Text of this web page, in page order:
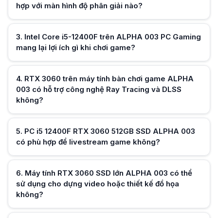
Có. Ngoài chơi game, RTX 3060 còn hỗ trợ tăng tốc nhiều phần mềm
PC gaming H610 RTX 3060 ALPHA 003 có thể nâng cấp lên cấu hình
Có. Tùy theo bo mạch chủ và bộ nguồn đi kèm, người dùng có thể
Có. Cấu hình này đủ khả năng đạt mức FPS cao trong nhiều tựa
PC gaming FPS cao ALPHA 003 khác gì so với các cấu hình chỉ sử
RTX 3060 mang lại hiệu năng đồ họa cao hơn, hỗ trợ Ray Tracing và
PC HACOM GAMING ALPHA 003 có phù hợp để sử dụng lâu dài cho
Có. Sự kết hợp giữa Intel Core i5-12400F, RTX 3060 và SSD dung
Hữu ích (0)
hợp với màn hình độ phân giải nào?
Hữu ích (0)
3. Intel Core i5-12400F trên ALPHA 003 PC Gaming
mang lại lợi ích gì khi chơi game?
4. RTX 3060 trên máy tính bàn chơi game ALPHA
003 có hỗ trợ công nghệ Ray Tracing và DLSS
không?
Hữu ích (0)
5. PC i5 12400F RTX 3060 512GB SSD ALPHA 003
có phù hợp để livestream game không?
6. Máy tính RTX 3060 SSD lớn ALPHA 003 có thể
sử dụng cho dựng video hoặc thiết kế đồ họa
không?